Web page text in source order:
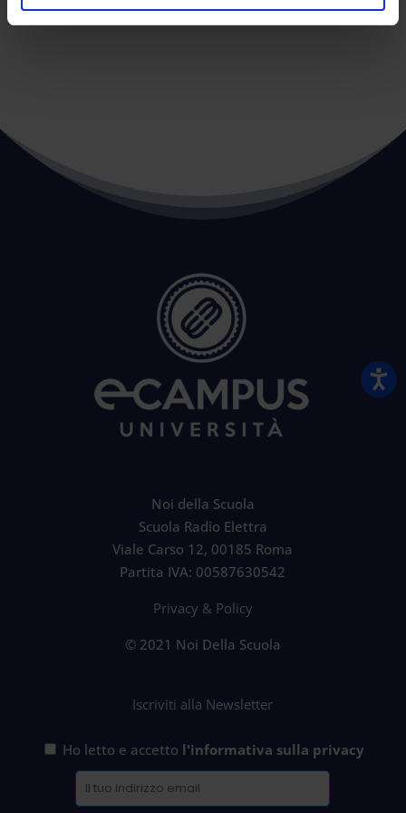
←POST PRECEDENTE POST SUCCESSIVO→
Noi della Scuola
Scuola Radio Elettra
Viale Carso 12, 00185 Roma
Partita IVA: 00587630542
Privacy & Policy
© 2021 Noi Della Scuola
Iscriviti alla Newsletter
Ho letto e accetto l'informativa sulla privacy